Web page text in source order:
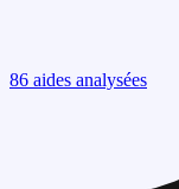
86 aides analysées